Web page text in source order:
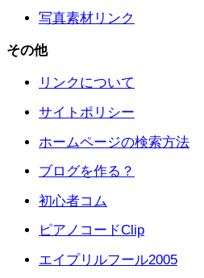
写真素材リンク
その他
リンクについて
サイトポリシー
ホームページの検索方法
ブログを作る？
初心者コム
ピアノコードClip
エイプリルフール2005